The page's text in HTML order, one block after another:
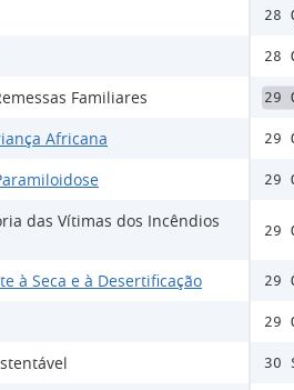
Familiares
Africana
das Vítimas dos Incêndios
à Seca e à Desertificação
28
28
29
29
29
29
29
29
30